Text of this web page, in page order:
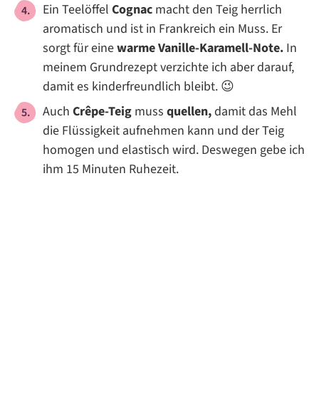
Ein Teelöffel Cognac macht den Teig herrlich
aromatisch und ist in Frankreich ein Muss. Er
sorgt für einewarme Vanille-Karamell-Note. In
meinem Grundrezept verzichte ich aber darauf,
damit es kinderfreundlich bleibt. 😉
Auch Crêpe-Teig muss quellen,damit das Mehl
die Flüssigkeit aufnehmen kann und der Teig
homogen und elastisch wird. Deswegen gebe ich
ihm 15 Minuten Ruhezeit.